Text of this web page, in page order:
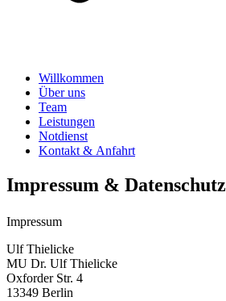
Willkommen
Über uns
Team
Leistungen
Notdienst
Kontakt & Anfahrt
Impressum & Datenschutz
Impressum
Ulf Thielicke
MU Dr. Ulf Thielicke
Oxforder Str. 4
13349 Berlin